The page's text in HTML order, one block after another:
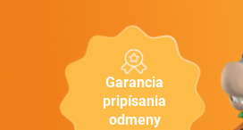
Garancia
pripísania
odmeny